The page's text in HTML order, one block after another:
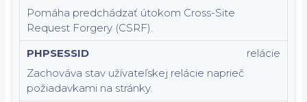
Pomáha predchádzať útokom Cross-Site
Request Forgery (CSRF).
PHPSESSID
Zachováva stav užívateľskej relácie naprieč
požiadavkami na stránky.
relácie